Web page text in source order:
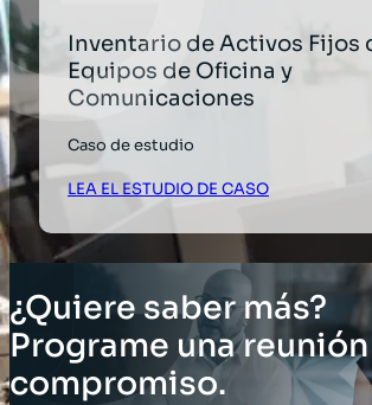
Inventario de Activos Fijos
Equipos de Oficina y
Comunicaciones
Caso de estudio
LEA EL ESTUDIO DE CASO
¿Quiere saber más?
Programe una
compromiso.